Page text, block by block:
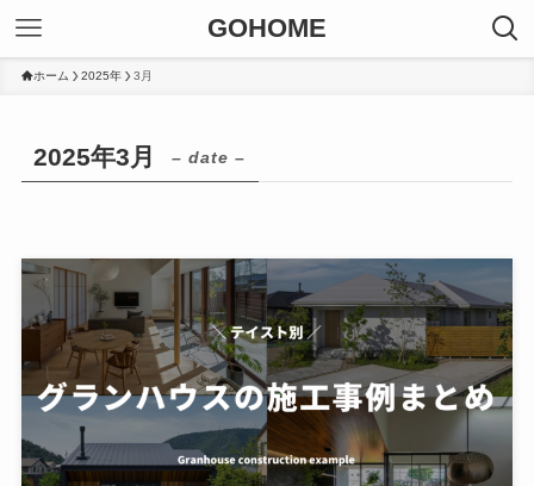
GOHOME
ホーム 2025年 3月
2025年3月 – date –